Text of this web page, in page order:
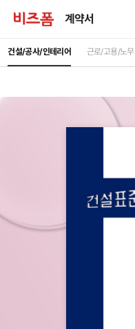
계약서
건설/공사/인테리어 근로/고용/노무